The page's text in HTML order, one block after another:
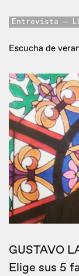
Entrevista
Escucha de
GUSTAVO
Elige sus 5